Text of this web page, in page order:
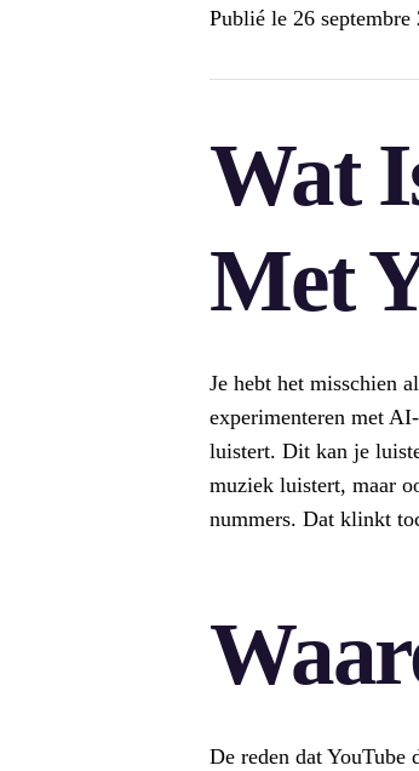
Publié le 26 septembre
Wat
Met
Je hebt het misschien
experimenteren met
luistert. Dit kan je
muziek luistert, maar
nummers. Dat klinkt
De reden dat